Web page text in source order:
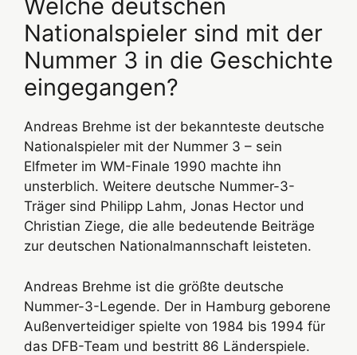
Welche deutschen
Nationalspieler sind mit der
Nummer 3 in die Geschichte
eingegangen?
Andreas Brehme ist der bekannteste deutsche
Nationalspieler mit der Nummer 3 – sein
Elfmeter im WM-Finale 1990 machte ihn
unsterblich. Weitere deutsche Nummer-3-
Träger sind Philipp Lahm, Jonas Hector und
Christian Ziege, die alle bedeutende Beiträge
zur deutschen Nationalmannschaft leisteten.
Andreas Brehme ist die größte deutsche
Nummer-3-Legende. Der in Hamburg geborene
Außenverteidiger spielte von 1984 bis 1994 für
das DFB-Team und bestritt 86 Länderspiele.